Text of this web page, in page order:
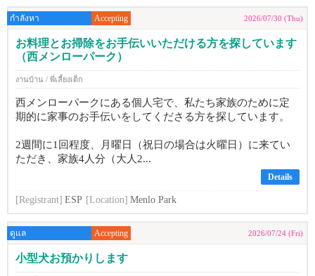
กำลังหา Accepting 2026/07/30 (Thu)
お料理とお掃除をお手伝いいただける方を探しています
（西メンローパーク）
งานบ้าน / พี่เลี้ยงเด็ก
西メンローパークにある個人宅で、私たち家族のために定
期的に家事のお手伝いをしてくださる方を探しています。
2週間に1回程度、月曜日（祝日の場合は火曜日）に来てい
ただき、家族4人分（大人2...
Details
[Registrant] ESP [Location] Menlo Park
ดูแล Accepting 2026/07/24 (Fri)
小型犬お預かりします